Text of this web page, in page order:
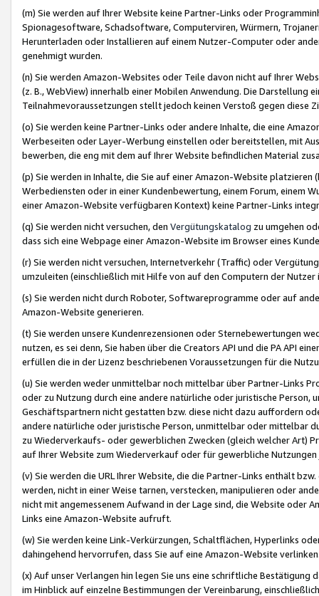
(m) Sie werden auf Ihrer Website keine Partner-Links oder
Spionagesoftware, Schadsoftware, Computerviren, Würmern,
Herunterladen oder Installieren auf einem Nutzer-Computer oder
genehmigt wurden.
(n) Sie werden Amazon-Websites oder Teile davon nicht auf Ihrer
(z. B., WebView) innerhalb einer Mobilen Anwendung. Die Darstellung
Teilnahmevoraussetzungen stellt jedoch keinen Verstoß gegen diese
(o) Sie werden keine Partner-Links oder andere Inhalte, die eine
Werbeseiten oder Layer-Werbung einstellen oder bereitstellen, mit
bewerben, die eng mit dem auf Ihrer Website befindlichen Material
(p) Sie werden in Inhalte, die Sie auf einer Amazon-Website
Werbediensten oder in einer Kundenbewertung, einem Forum, einem
einer Amazon-Website verfügbaren Kontext) keine Partner-Links
(q) Sie werden nicht versuchen, den Vergütungskatalog zu umgehen
dass sich eine Webpage einer Amazon-Website im Browser eines
(r) Sie werden nicht versuchen, Internetverkehr (Traffic) oder
umzuleiten (einschließlich mit Hilfe von auf den Computern der
(s) Sie werden nicht durch Roboter, Softwareprogramme oder auf
Amazon-Website generieren.
(t) Sie werden unsere Kundenrezensionen oder Sternebewertungen
nutzen, es sei denn, Sie haben über die Creators API und die PA API
erfüllen die in der Lizenz beschriebenen Voraussetzungen für die
(u) Sie werden weder unmittelbar noch mittelbar über Partner-Links
oder zu Nutzung durch eine andere natürliche oder juristische
Geschäftspartnern nicht gestatten bzw. diese nicht dazu auffordern
andere natürliche oder juristische Person, unmittelbar oder mittelbar
zu Wiederverkaufs- oder gewerblichen Zwecken (gleich welcher Art)
auf Ihrer Website zum Wiederverkauf oder für gewerbliche
(v) Sie werden die URL Ihrer Website, die die Partner-Links enthält
werden, nicht in einer Weise tarnen, verstecken, manipulieren oder
nicht mit angemessenem Aufwand in der Lage sind, die Website oder
Links eine Amazon-Website aufruft.
(w) Sie werden keine Link-Verkürzungen, Schaltflächen, Hyperlinks
dahingehend hervorrufen, dass Sie auf eine Amazon-Website
(x) Auf unser Verlangen hin legen Sie uns eine schriftliche
im Hinblick auf einzelne Bestimmungen der Vereinbarung,